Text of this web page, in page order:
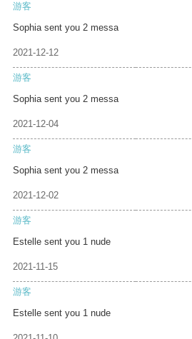
游客
Sophia sent you 2 messa
2021-12-12
游客
Sophia sent you 2 messa
2021-12-04
游客
Sophia sent you 2 messa
2021-12-02
游客
Estelle sent you 1 nude
2021-11-15
游客
Estelle sent you 1 nude